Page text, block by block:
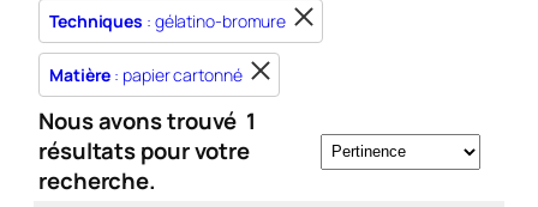
Techniques : gélatino-bromure
Matière : papier cartonné
Nous avons trouvé 1
résultats pour votre
recherche.